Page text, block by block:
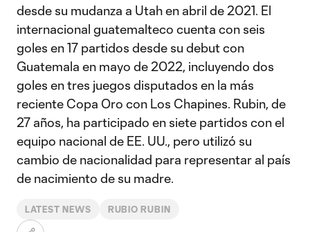
desde su mudanza a Utah en abril de 2021. El
internacional guatemalteco cuenta con seis
goles en 17 partidos desde su debut con
Guatemala en mayo de 2022, incluyendo dos
goles en tres juegos disputados en la más
reciente Copa Oro con Los Chapines. Rubin, de
27 años, ha participado en siete partidos con el
equipo nacional de EE. UU., pero utilizó su
cambio de nacionalidad para representar al país
de nacimiento de su madre.
LATEST NEWS RUBIO RUBIN